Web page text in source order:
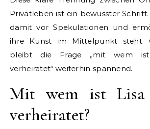
Privatleben ist ein bewusster
damit vor Spekulationen und
ihre Kunst im Mittelpunkt steht.
bleibt die Frage „mit wem
verheiratet“ weiterhin spannend.
Mit wem ist Lisa
verheiratet?